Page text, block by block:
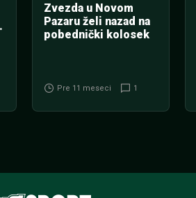
Zvezda u Novom
Pazaru želi nazad na
pobednički kolosek
Pre 11 meseci 1